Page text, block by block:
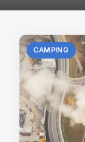
CAMPING